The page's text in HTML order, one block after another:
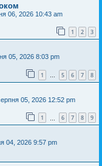
06, 2026 10:43 am
1 2 3
05, 2026 8:03 pm
1 … 5 6 7 8
05, 2026 12:52 pm
1 6 7 8 9
04, 2026 9:57 pm